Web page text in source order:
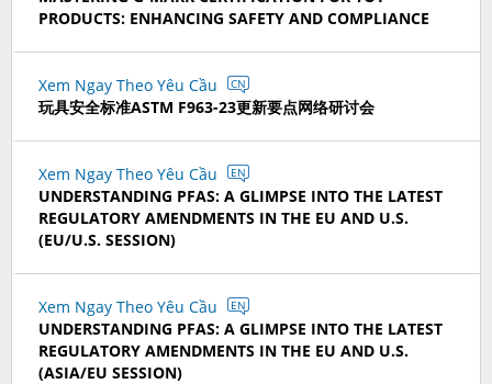
PRODUCTS: ENHANCING SAFETY AND COMPLIANCE
Xem Ngay Theo Yêu Cầu CN
玩具安全标准ASTM F963-23更新要点网络研讨会
Xem Ngay Theo Yêu Cầu EN
UNDERSTANDING PFAS: A GLIMPSE INTO THE LATEST
REGULATORY AMENDMENTS IN THE EU AND U.S.
(EU/U.S. SESSION)
Xem Ngay Theo Yêu Cầu EN
UNDERSTANDING PFAS: A GLIMPSE INTO THE LATEST
REGULATORY AMENDMENTS IN THE EU AND U.S.
(ASIA/EU SESSION)